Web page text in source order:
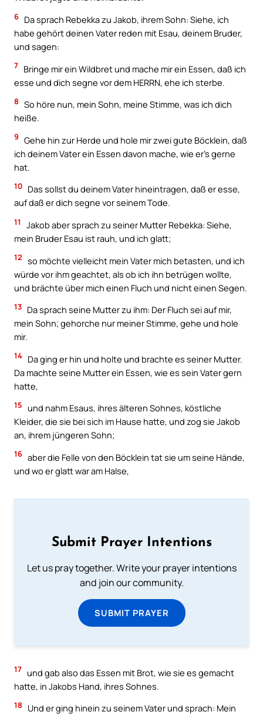
6 Da sprach Rebekka zu Jakob, ihrem Sohn: Siehe, ich
habe gehört deinen Vater reden mit Esau, deinem Bruder,
und sagen:
7 Bringe mir ein Wildbret und mache mir ein Essen, daß ich
esse und dich segne vor dem HERRN, ehe ich sterbe.
8 So höre nun, mein Sohn, meine Stimme, was ich dich
heiße.
9 Gehe hin zur Herde und hole mir zwei gute Böcklein, daß
ich deinem Vater ein Essen davon mache, wie er’s gerne
hat.
10 Das sollst du deinem Vater hineintragen, daß er esse,
auf daß er dich segne vor seinem Tode.
11
Jakob aber sprach zu seiner Mutter Rebekka: Siehe,
mein Bruder Esau ist rauh, und ich glatt;
12 so möchte vielleicht mein Vater mich betasten, und ich
würde vor ihm geachtet, als ob ich ihn betrügen wollte,
und brächte über mich einen Fluch und nicht einen Segen.
13 Da sprach seine Mutter zu ihm: Der Fluch sei auf mir,
mein Sohn; gehorche nur meiner Stimme, gehe und hole
mir.
14 Da ging er hin und holte und brachte es seiner Mutter.
Da machte seine Mutter ein Essen, wie es sein Vater gern
hatte,
15 und nahm Esaus, ihres älteren Sohnes, köstliche
Kleider, die sie bei sich im Hause hatte, und zog sie Jakob
an, ihrem jüngeren Sohn;
16 aber die Felle von den Böcklein tat sie um seine Hände,
und wo er glatt war am Halse,
Submit Prayer Intentions
Let us pray together. Write your prayer intentions
and join our community.
SUBMIT PRAYER
17 und gab also das Essen mit Brot, wie sie es gemacht
hatte, in Jakobs Hand, ihres Sohnes.
18
Und er ging hinein zu seinem Vater und sprach: Mein